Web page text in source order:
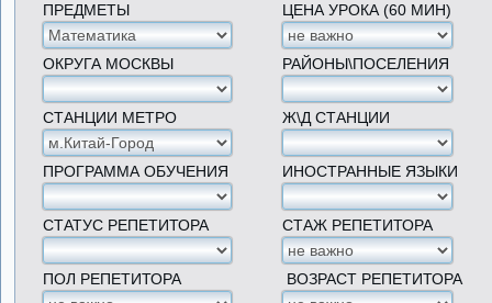
ПРЕДМЕТЫ ЦЕНА УРОКА (60 МИН)
ОКРУГА МОСКВЫ РАЙОНЫ\ПОСЕЛЕНИЯ
СТАНЦИИ МЕТРО Ж\Д СТАНЦИИ
ПРОГРАММА ОБУЧЕНИЯ ИНОСТРАННЫЕ ЯЗЫКИ
СТАТУС РЕПЕТИТОРА СТАЖ РЕПЕТИТОРА
ПОЛ РЕПЕТИТОРА ВОЗРАСТ РЕПЕТИТОРА